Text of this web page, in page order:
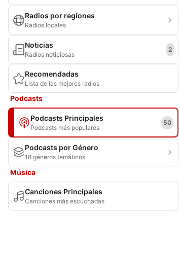
Radios por regiones
Radios locales
Noticias
Radios noticiosas
2
Recomendadas
Lista de las mejores radios
Podcasts
Podcasts Principales
Podcasts más populares
50
Podcasts por Género
18 géneros temáticos
Música
Canciones Principales
Canciones más escuchadas